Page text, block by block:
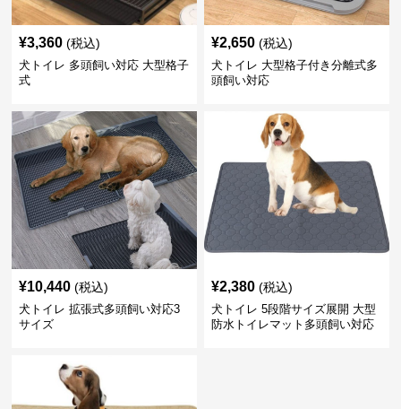
¥3,360 (税込)
犬トイレ 多頭飼い対応 大型格子
式
¥2,650 (税込)
犬トイレ 大型格子付き分離式多
頭飼い対応
¥10,440 (税込)
犬トイレ 拡張式多頭飼い対応3
サイズ
¥2,380 (税込)
犬トイレ 5段階サイズ展開 大型
防水トイレマット多頭飼い対応